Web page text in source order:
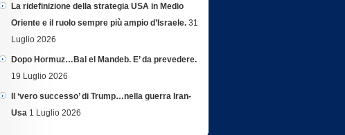
La ridefinizione della strategia USA in Medio
Oriente e il ruolo sempre più ampio d’Israele. 31
Luglio 2026
Dopo Hormuz…Bal el Mandeb. E’ da prevedere.
19 Luglio 2026
Il ‘vero successo’ di Trump…nella guerra Iran-
Usa 1 Luglio 2026